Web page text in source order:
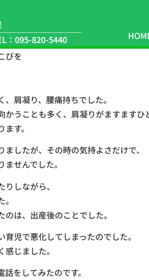
：095-820-5440
びを
肩凝り、腰痛持ちでした。
うことも多く、肩凝りがますますひ
す。
したが、その時の気持よさだけで、
せんでした。
しながら、
は、出産後のことでした。
児で悪化してしまったのでした。
じました。
をしてみたのです。